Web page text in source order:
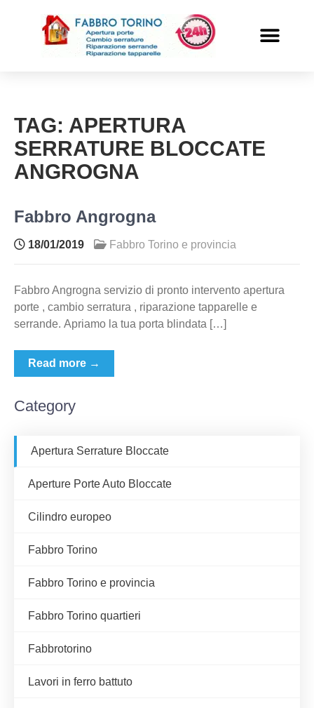
TAG: APERTURA
SERRATURE BLOCCATE
ANGROGNA
Fabbro Angrogna
18/01/2019 Fabbro Torino e provincia
Fabbro Angrogna servizio di pronto intervento apertura
porte , cambio serratura , riparazione tapparelle e
serrande. Apriamo la tua porta blindata […]
Read more →
Category
Apertura Serrature Bloccate
Aperture Porte Auto Bloccate
Cilindro europeo
Fabbro Torino
Fabbro Torino e provincia
Fabbro Torino quartieri
Fabbrotorino
Lavori in ferro battuto